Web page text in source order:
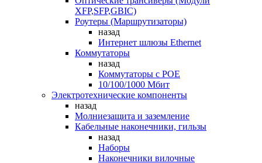
XFP,SFP,GBIC)
Роутеры (Маршрутизаторы)
назад
Интернет шлюзы Ethernet
Коммутаторы
назад
Коммутаторы c POE
10/100/1000 Мбит
Электротехнические компоненты
назад
Молниезащита и заземление
Кабельные наконечники, гильзы
назад
Наборы
Наконечники вилочные